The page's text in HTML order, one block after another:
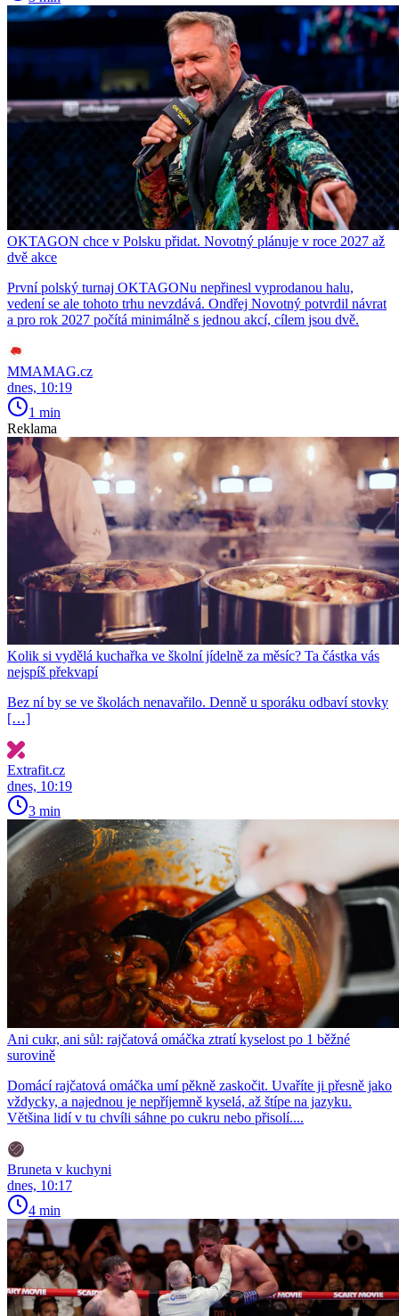
OKTAGON chce v Polsku přidat. Novotný plánuje v roce 2027 až
dvě akce
První polský turnaj OKTAGONu nepřinesl vyprodanou halu,
vedení se ale tohoto trhu nevzdává. Ondřej Novotný potvrdil návrat
a pro rok 2027 počítá minimálně s jednou akcí, cílem jsou dvě.
MMAMAG.cz
dnes, 10:19
1 min
Reklama
Kolik si vydělá kuchařka ve školní jídelně za měsíc? Ta částka vás
nejspíš překvapí
Bez ní by se ve školách nenavařilo. Denně u sporáku odbaví stovky
[…]
Extrafit.cz
dnes, 10:19
3 min
Ani cukr, ani sůl: rajčatová omáčka ztratí kyselost po 1 běžné
surovině
Domácí rajčatová omáčka umí pěkně zaskočit. Uvaříte ji přesně jako
vždycky, a najednou je nepříjemně kyselá, až štípe na jazyku.
Většina lidí v tu chvíli sáhne po cukru nebo přisolí....
Bruneta v kuchyni
dnes, 10:17
4 min